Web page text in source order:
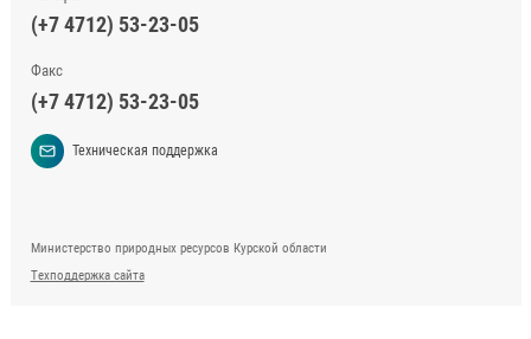
(+7 4712) 53-23-05
Факс
(+7 4712) 53-23-05
Техническая поддержка
Министерство природных ресурсов Курской области
Техподдержка сайта